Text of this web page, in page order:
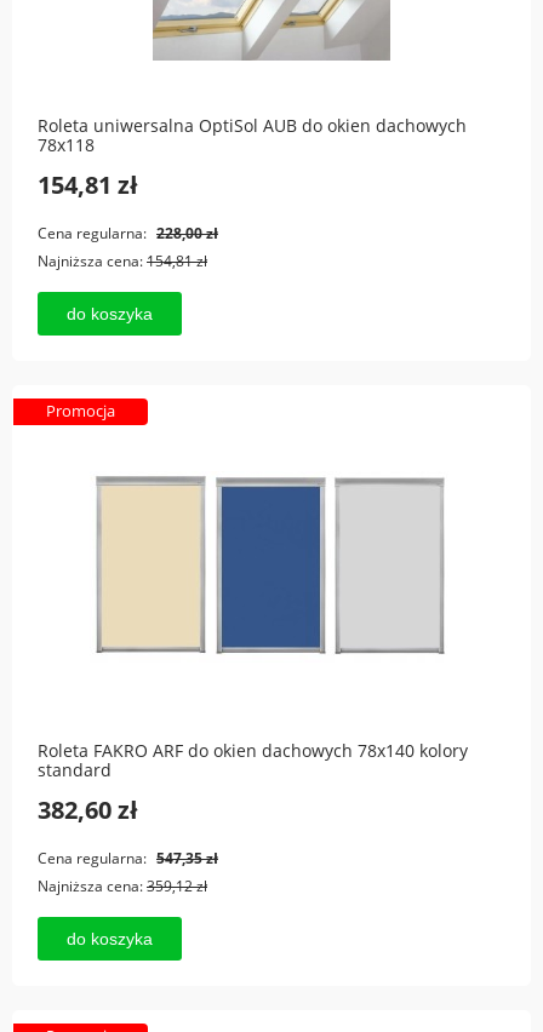
Roleta uniwersalna OptiSol AUB do okien dachowych
78x118
154,81 zł
Cena regularna: 228,00 zł
Najniższa cena:154,81 zł
do koszyka
Roleta FAKRO ARF do okien dachowych 78x140 kolory
standard
382,60 zł
Cena regularna: 547,35 zł
Najniższa cena:359,12 zł
do koszyka
Promocja